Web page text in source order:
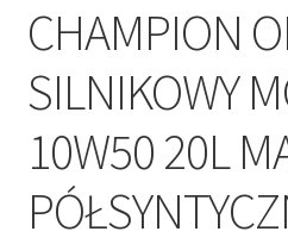
CHAMPION
SILNIKOWY
10W50 20L